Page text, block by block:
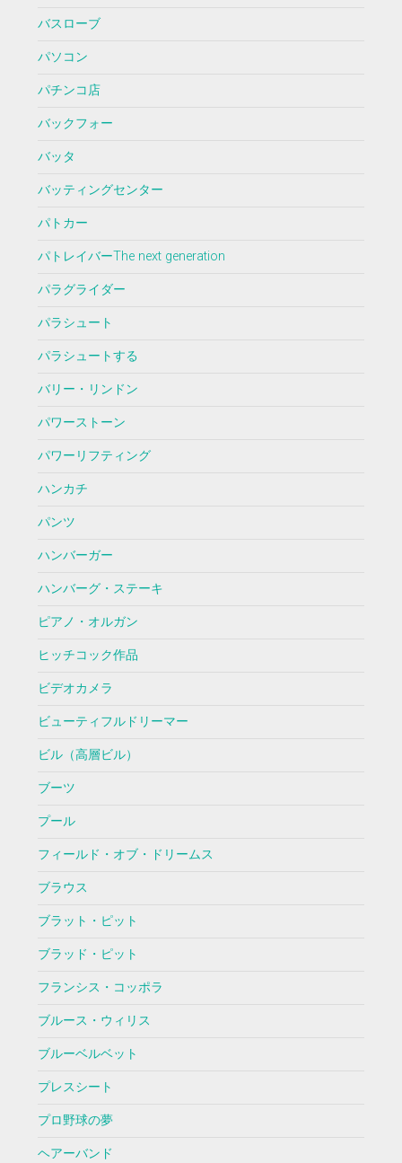
バスローブ
パソコン
パチンコ店
バックフォー
バッタ
バッティングセンター
パトカー
パトレイバーThe next generation
パラグライダー
パラシュート
パラシュートする
バリー・リンドン
パワーストーン
パワーリフティング
ハンカチ
パンツ
ハンバーガー
ハンバーグ・ステーキ
ピアノ・オルガン
ヒッチコック作品
ビデオカメラ
ビューティフルドリーマー
ビル（高層ビル）
ブーツ
プール
フィールド・オブ・ドリームス
ブラウス
ブラット・ピット
ブラッド・ピット
フランシス・コッポラ
ブルース・ウィリス
ブルーベルベット
プレスシート
プロ野球の夢
ヘアーバンド